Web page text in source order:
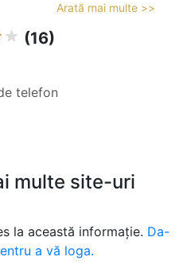
Arată mai multe >>
(16)
telefon
multe site-uri
la această informație. Da-
a vă loga.